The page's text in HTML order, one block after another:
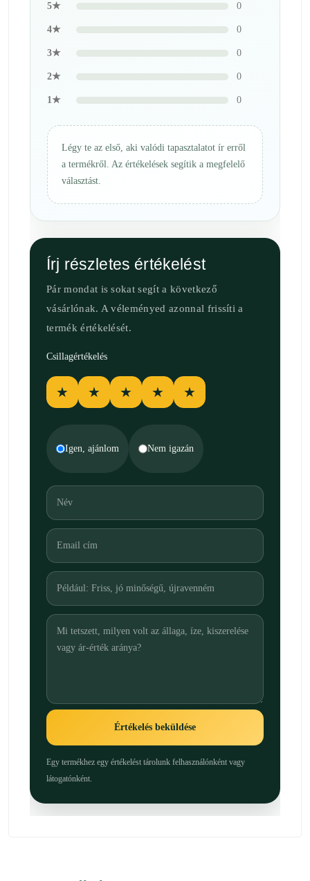
5★ 0
4★ 0
3★ 0
2★ 0
1★ 0
Légy te az első, aki valódi tapasztalatot ír erről
a termékről. Az értékelések segítik a megfelelő
választást.
Írj részletes értékelést
Pár mondat is sokat segít a következő
vásárlónak. A véleményed azonnal frissíti a
termék értékelését.
Csillagértékelés
★ ★ ★ ★ ★
Igen, ajánlom Nem igazán
Értékelés beküldése
Egy termékhez egy értékelést tárolunk felhasználónként vagy
látogatónként.